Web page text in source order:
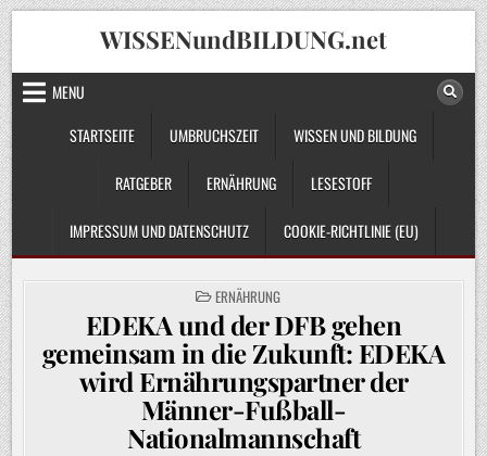
Skip
to
content
WISSENundBILDUNG.net
MENU
STARTSEITE
UMBRUCHSZEIT WISSEN UND BILDUNG
RATGEBER ERNÄHRUNG LESESTOFF
IMPRESSUM UND DATENSCHUTZ COOKIE-RICHTLINIE (EU)
POSTED
IN
ERNÄHRUNG
EDEKA und der DFB gehen
gemeinsam in die Zukunft: EDEKA
wird Ernährungspartner der
Männer-Fußball-
Nationalmannschaft